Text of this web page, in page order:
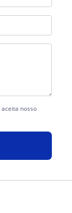
nosso